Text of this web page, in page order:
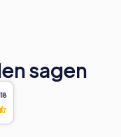
sagen